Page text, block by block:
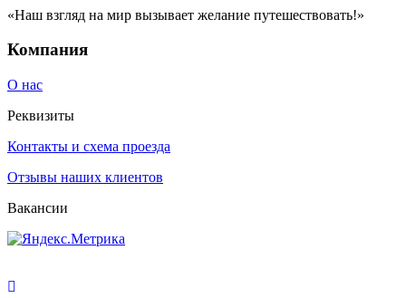
«Наш взгляд на мир вызывает желание путешествовать!»
Компания
О нас
Реквизиты
Контакты и схема проезда
Отзывы наших клиентов
Вакансии